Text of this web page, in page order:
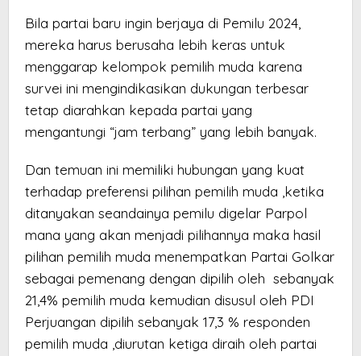
Bila partai baru ingin berjaya di Pemilu 2024,
mereka harus berusaha lebih keras untuk
menggarap kelompok pemilih muda karena
survei ini mengindikasikan dukungan terbesar
tetap diarahkan kepada partai yang
mengantungi “jam terbang” yang lebih banyak.
Dan temuan ini memiliki hubungan yang kuat
terhadap preferensi pilihan pemilih muda ,ketika
ditanyakan seandainya pemilu digelar Parpol
mana yang akan menjadi pilihannya maka hasil
pilihan pemilih muda menempatkan Partai Golkar
sebagai pemenang dengan dipilih oleh sebanyak
21,4% pemilih muda kemudian disusul oleh PDI
Perjuangan dipilih sebanyak 17,3 % responden
pemilih muda ,diurutan ketiga diraih oleh partai